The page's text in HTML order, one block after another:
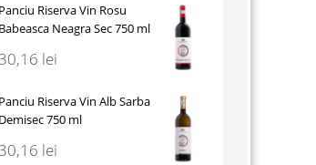
Panciu Riserva Vin Rosu
Babeasca Neagra Sec 750 ml
30,16 lei
Panciu Riserva Vin Alb Sarba
Demisec 750 ml
30,16 lei